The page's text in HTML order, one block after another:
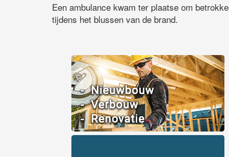
Een ambulance kwam ter plaatse om
tijdens het blussen van de brand.